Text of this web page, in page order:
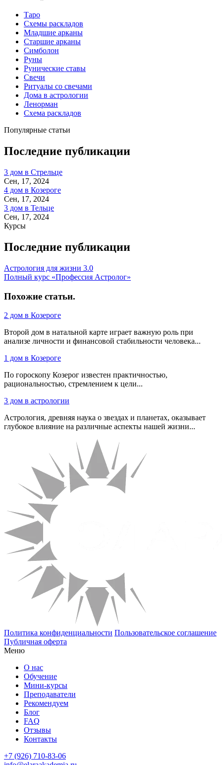
Таро
Схемы раскладов
Младшие арканы
Старшие арканы
Симболон
Руны
Рунические ставы
Свечи
Ритуалы со свечами
Дома в астрологии
Ленорман
Схема раскладов
Популярные статьи
Последние публикации
3 дом в Стрельце
Сен, 17, 2024
4 дом в Козероге
Сен, 17, 2024
3 дом в Тельце
Сен, 17, 2024
Курсы
Последние публикации
Астрология для жизни 3.0
Полный курс «Профессия Астролог»
Похожие статьи.
2 дом в Козероге
Второй дом в натальной карте играет важную роль при
анализе личности и финансовой стабильности человека...
1 дом в Козероге
По гороскопу Козерог известен практичностью,
рациональностью, стремлением к цели...
3 дом в астрологии
Астрология, древняя наука о звездах и планетах, оказывает
глубокое влияние на различные аспекты нашей жизни...
Политика конфиденциальности Пользовательское соглашение
Публичная оферта
Меню
О нас
Обучение
Мини-курсы
Преподаватели
Рекомендуем
Блог
FAQ
Отзывы
Контакты
+7 (926) 710-83-06